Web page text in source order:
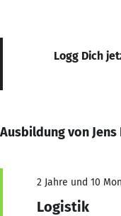
Logg Dich
Ausbildung von Jens
2 Jahre und 10
Logistik